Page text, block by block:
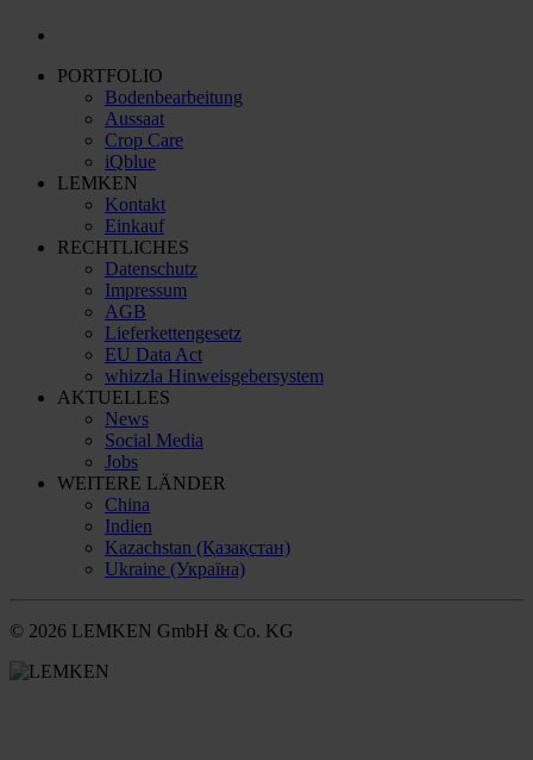
PORTFOLIO
Bodenbearbeitung
Aussaat
Crop Care
iQblue
LEMKEN
Kontakt
Einkauf
RECHTLICHES
Datenschutz
Impressum
AGB
Lieferkettengesetz
EU Data Act
whizzla Hinweisgebersystem
AKTUELLES
News
Social Media
Jobs
WEITERE LÄNDER
China
Indien
Kazachstan (Қазақстан)
Ukraine (Україна)
© 2026 LEMKEN GmbH & Co. KG